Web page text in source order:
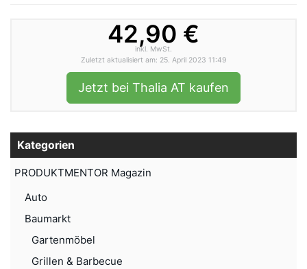
42,90 €
inkl. MwSt.
Zuletzt aktualisiert am: 25. April 2023 11:49
Jetzt bei Thalia AT kaufen
Kategorien
PRODUKTMENTOR Magazin
Auto
Baumarkt
Gartenmöbel
Grillen & Barbecue